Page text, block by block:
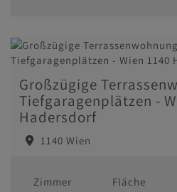
Großzügige
Tiefgaragenplätzen -
Hadersdorf
1140 Wien
Zimmer
Fläche